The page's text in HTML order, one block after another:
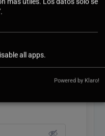
all apps.
Powered by Klaro!